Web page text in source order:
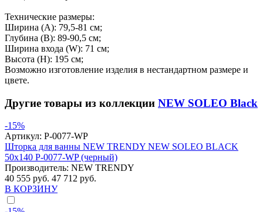
Технические размеры:
Ширина (A): 79,5-81 см;
Глубина (B): 89-90,5 см;
Ширина входа (W): 71 см;
Высота (H): 195 см;
Возможно изготовление изделия в нестандартном размере и
цвете.
Другие товары из коллекции NEW SOLEO Black
-15%
Артикул: P-0077-WP
Шторка для ванны NEW TRENDY NEW SOLEO BLACK
50x140 P-0077-WP (черный)
Производитель: NEW TRENDY
40 555 руб. 47 712 руб.
В КОРЗИНУ